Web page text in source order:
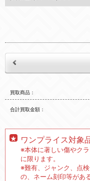
買取商品
合計買取金額
ワンプライス対象
※本体に著しい傷やク
に限ります。
※難有、ジャンク、点
の、ネーム刻印等があ